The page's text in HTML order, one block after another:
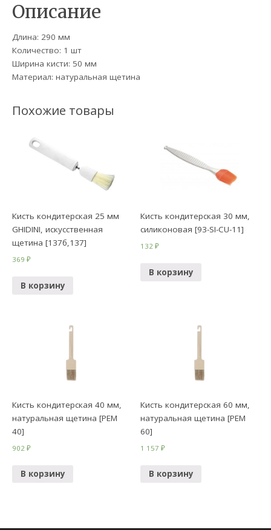
Описание
Длина: 290 мм
Количество: 1 шт
Ширина кисти: 50 мм
Материал: натуральная щетина
Похожие товары
Кисть кондитерская 25 мм
GHIDINI, искусственная
щетина [137б,137]
369₽
В корзину
Кисть кондитерская 30 мм,
силиконовая [93-SI-CU-11]
132₽
В корзину
Кисть кондитерская 40 мм,
натуральная щетина [РЕМ
40]
902₽
В корзину
Кисть кондитерская 60 мм,
натуральная щетина [РЕМ
60]
1 157₽
В корзину